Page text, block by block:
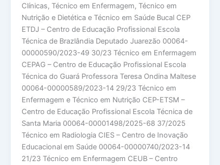
Clínicas, Técnico em Enfermagem, Técnico em
Nutrição e Dietética e Técnico em Saúde Bucal CEP
ETDJ – Centro de Educação Profissional Escola
Técnica de Brazlândia Deputado Juarezão 00064-
00000590/2023-49 30/23 Técnico em Enfermagem
CEPAG – Centro de Educação Profissional Escola
Técnica do Guará Professora Teresa Ondina Maltese
00064-00000589/2023-14 29/23 Técnico em
Enfermagem e Técnico em Nutrição CEP-ETSM –
Centro de Educação Profissional Escola Técnica de
Santa Maria 00064-00001498/2025-68 37/2025
Técnico em Radiologia CIES – Centro de Inovação
Educacional em Saúde 00064-00000740/2023-14
21/23 Técnico em Enfermagem CEUB – Centro